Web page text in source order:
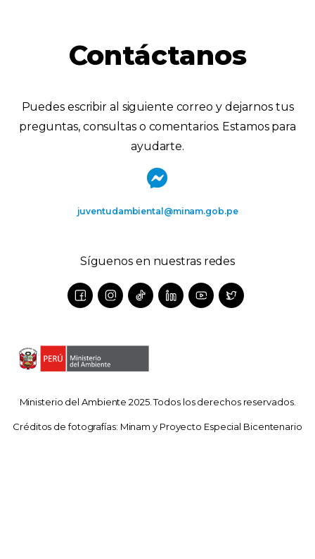
Contáctanos
Puedes escribir al siguiente correo y dejarnos tus
preguntas, consultas o comentarios. Estamos para
ayudarte.
juventudambiental@minam.gob.pe
Síguenos en nuestras redes
Ministerio del Ambiente 2025. Todos los derechos reservados.
Créditos de fotografías: Minam y Proyecto Especial Bicentenario